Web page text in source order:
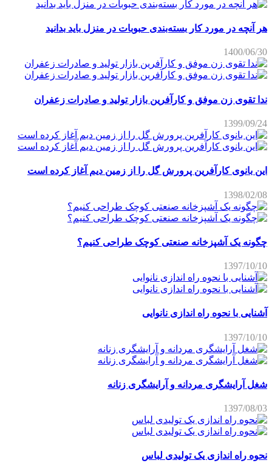
هر آنچه در مورد کار بسته‌بندی حبوبات در منزل باید بدانید
1400/06/30
ندا تقوی زن موفق و کارآفرین بازار تولید و صادرات زعفران
1399/09/24
این بانوی کارآفرین پرورش گل را از زمین دیم آغاز کرده است
1398/02/08
چگونه یک آشپزخانه صنعتی کوچک طراحی کنیم؟
1397/10/10
آشنایی با نحوه راه اندازی نانوایی
1397/10/10
شغل آرایشگری مردانه و آرایشگری زنانه
1397/08/03
نحوه راه اندازی یک تولیدی لباس